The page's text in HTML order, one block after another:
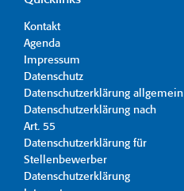
Kontakt
Agenda
Impressum
Datenschutz
Datenschutzerklärung allgemein
Datenschutzerklärung nach
Art. 55
Datenschutzerklärung für
Stellenbewerber
Datenschutzerklärung